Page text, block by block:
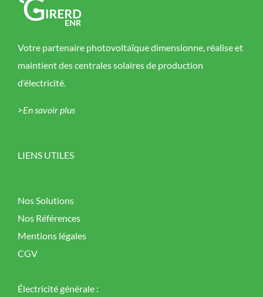
Votre partenaire photovoltaïque dimensionne, réalise et
maintient des centrales solaires de production
d’électricité.
>En savoir plus
LIENS UTILES
Nos Solutions
Nos Références
Mentions légales
CGV
Électricité générale :